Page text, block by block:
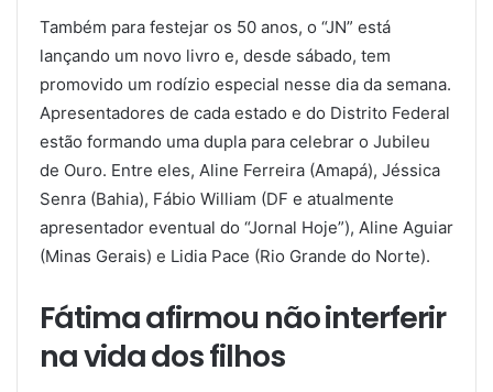
Também para festejar os 50 anos, o “JN” está
lançando um novo livro e, desde sábado, tem
promovido um rodízio especial nesse dia da semana.
Apresentadores de cada estado e do Distrito Federal
estão formando uma dupla para celebrar o Jubileu
de Ouro. Entre eles, Aline Ferreira (Amapá), Jéssica
Senra (Bahia), Fábio William (DF e atualmente
apresentador eventual do “Jornal Hoje”), Aline Aguiar
(Minas Gerais) e Lidia Pace (Rio Grande do Norte).
Fátima afirmou não interferir
na vida dos filhos